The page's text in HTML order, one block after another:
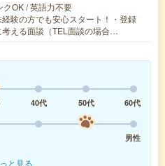
クOK / 英語力不要
験の方でも安心スタート！・登録
える面談（TEL面談の場合…
40代 50代
60代
男性
と見る